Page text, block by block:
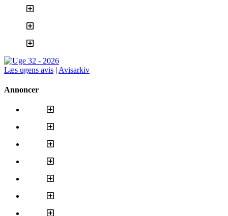
Læs ugens avis | Avisarkiv
Annoncer